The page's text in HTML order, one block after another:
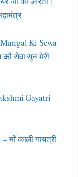
Ki Sewa
सेवा सुन मेरी
Gayatri
माँ काली गायत्री